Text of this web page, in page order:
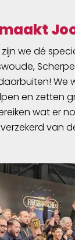
zijn we dé
We
en zetten
wat er
van